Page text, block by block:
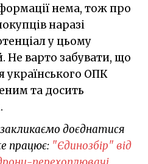
нема, тож про
наразі
у цьому
Не варто забувати, що
українського ОПК
та досить
доєднатися
працює: "Єдинозбір" від